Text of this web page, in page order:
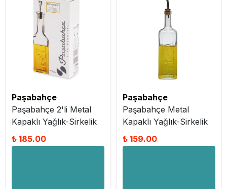
Paşabahçe
Paşabahçe 2'li Metal
Kapaklı Yağlık-Sirkelik
₺ 185.00
Paşabahçe
Paşabahçe Metal
Kapaklı Yağlık-Sirkelik
₺ 159.00